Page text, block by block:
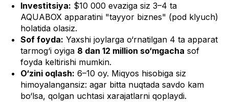
Investitsiya: $10 000 evaziga siz 3–4 ta
AQUABOX apparatini "tayyor biznes" (pod klyuch)
holatida olasiz.
Sof foyda: Yaxshi joylarga o‘rnatilgan 4 ta apparat
tarmog‘i oyiga 8 dan 12 million so‘mgacha sof
foyda keltirishi mumkin.
O‘zini oqlash: 6–10 oy. Miqyos hisobiga siz
himoyalangansiz: agar bitta nuqtada savdo kam
bo‘lsa, qolgan uchtasi xarajatlarni qoplaydi.